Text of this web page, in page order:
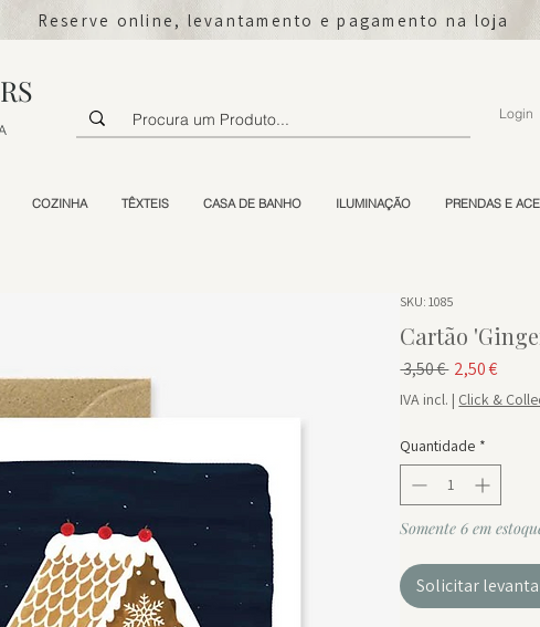
Reserve online, levantamento e pagamento na loja
Login
COZINHA TÊXTEIS CASA DE BANHO ILUMINAÇÃO PRENDAS E
SKU: 1085
Cartão
3,50 € Preço normal
2,50 €
IVA incl. | Click &
Quantidade *
Somente 6 em
Solicitar